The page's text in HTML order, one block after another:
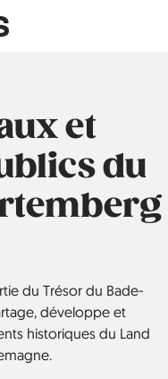
et
du
du Trésor du Bade-
développe et
historiques du Land